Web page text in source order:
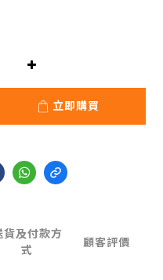
立即購買
貨及付款方
式
顧客評價